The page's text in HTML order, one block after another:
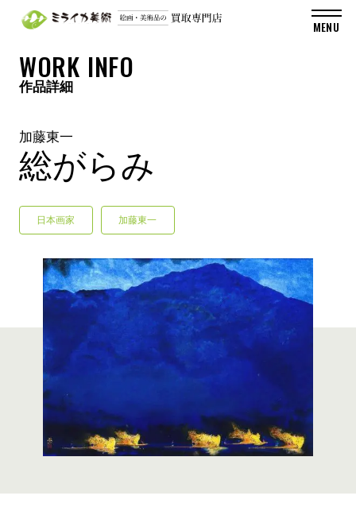
WORK INFO
作品詳細
加藤東一
総がらみ
日本画家 加藤東一